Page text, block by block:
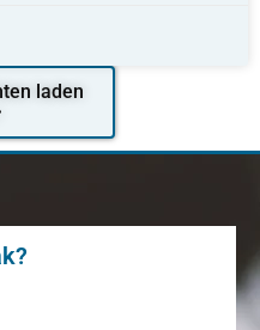
laden